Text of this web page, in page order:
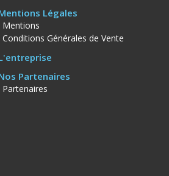
Légales
Mentions
Conditions Générales de Vente
Partenaires
Partenaires